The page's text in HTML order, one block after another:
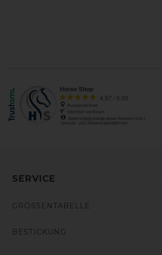
SERVICE
GRÖSSENTABELLE
BESTICKUNG